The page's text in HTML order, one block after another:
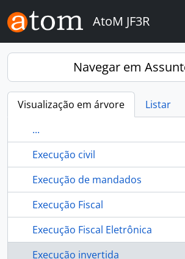
Skip to main content
AtoM JF3R
Navegar em
Visualização em árvore Listar
...
Execução civil
Execução de mandados
Execução Fiscal
Execução Fiscal Eletrônica
Execução invertida